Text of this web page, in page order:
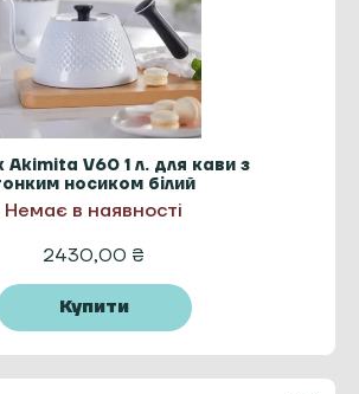
Akimita V60 1 л. для кави з
носиком білий
Немає в наявності
2430,00 ₴
Купити